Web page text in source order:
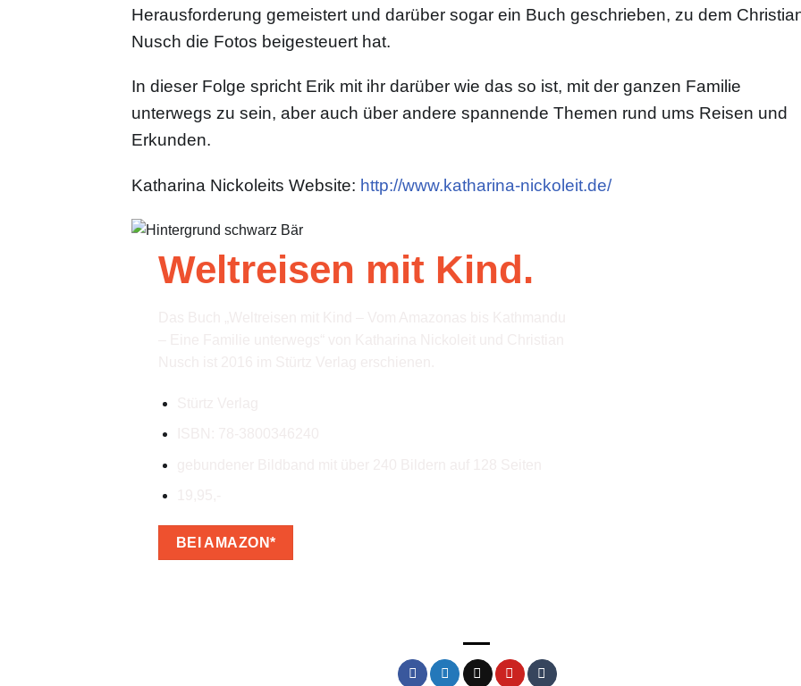
Herausforderung gemeistert und darüber sogar ein Buch geschrieben, zu dem
Nusch die Fotos beigesteuert hat.
In dieser Folge spricht Erik mit ihr darüber wie das so ist, mit der ganzen Familie
unterwegs zu sein, aber auch über andere spannende Themen rund ums Reisen und
Erkunden.
Katharina Nickoleits Website: http://www.katharina-nickoleit.de/
Weltreisen mit Kind.
BEI AMAZON*